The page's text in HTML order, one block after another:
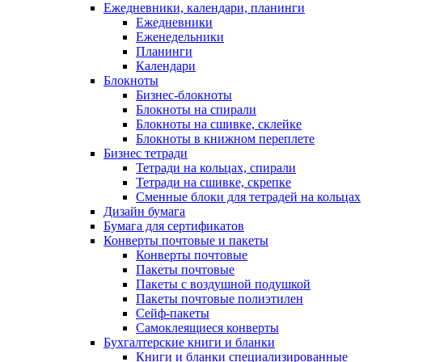
Ежедневники, календари, планинги
Ежедневники
Еженедельники
Планинги
Календари
Блокноты
Бизнес-блокноты
Блокноты на спирали
Блокноты на сшивке, склейке
Блокноты в книжном переплете
Бизнес тетради
Тетради на кольцах, спирали
Тетради на сшивке, скрепке
Сменные блоки для тетрадей на кольцах
Дизайн бумага
Бумага для сертификатов
Конверты почтовые и пакеты
Конверты почтовые
Пакеты почтовые
Пакеты с воздушной подушкой
Пакеты почтовые полиэтилен
Сейф-пакеты
Самоклеящиеся конверты
Бухгалтерские книги и бланки
Книги и бланки специализированные